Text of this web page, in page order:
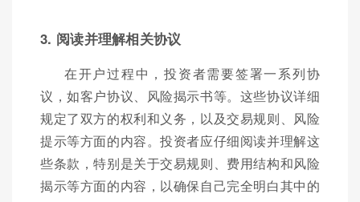
3. 阅读并理解相关协议
在开户过程中，投资者需要签署一系列协
议，如客户协议、风险揭示书等。这些协议详细
规定了双方的权利和义务，以及交易规则、风险
提示等方面的内容。投资者应仔细阅读并理解这
些条款，特别是关于交易规则、费用结构和风险
揭示等方面的内容，以确保自己完全明白其中的